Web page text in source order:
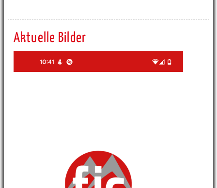
Aktuelle Bilder